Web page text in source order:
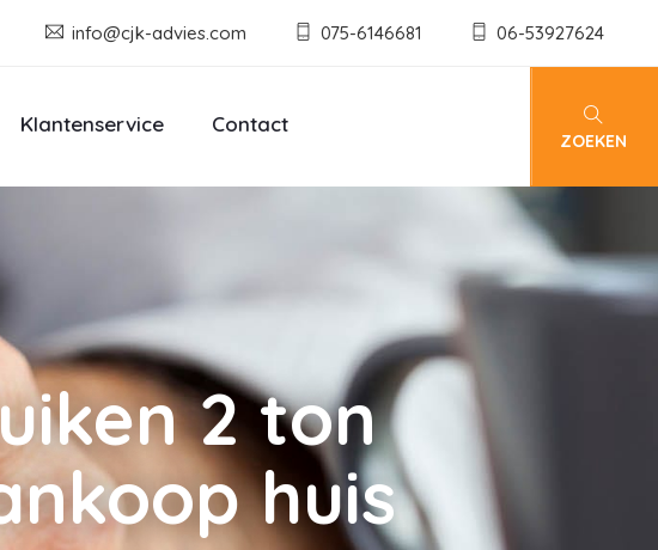
info@cjk-advies.com 075-6146681 06-53927624
Klantenservice Contact
ZOEKEN
2 ton
huis